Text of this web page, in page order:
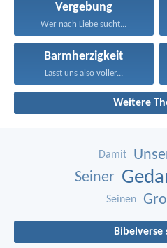
Vergebung
Wer nach Liebe sucht...
Barmherzigkeit
Lasst uns also voller...
Weitere
Damit
Seiner
Seinen
Bibelverse